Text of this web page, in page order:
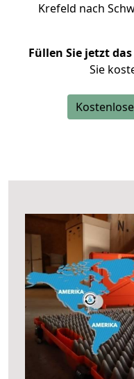
Krefeld nach
Füllen Sie jetzt
Sie